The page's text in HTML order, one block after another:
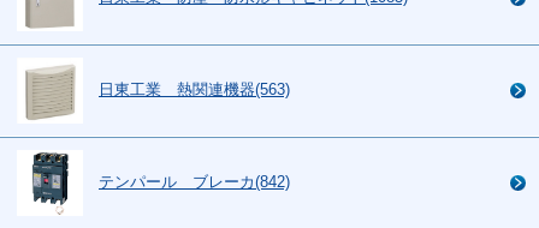
日東工業 熱関連機器(563)
テンパール ブレーカ(842)